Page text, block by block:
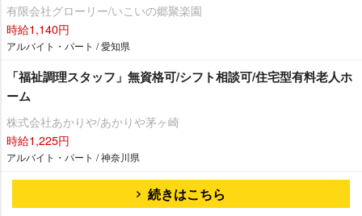
有限会社グローリー/いこいの郷聚楽園
時給1,140円
アルバイト・パート / 愛知県
「福祉調理スタッフ」無資格可/シフト相談可/住宅型有料老人ホ
ーム
株式会社あかりや/あかりや茅ヶ崎
時給1,225円
アルバイト・パート / 神奈川県
続きはこちら